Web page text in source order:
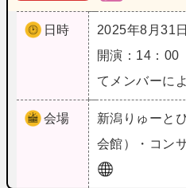
日時
2025年8月31
開演：14：00
てメンバーに
会場 新潟 りゅーと
会館）・コン